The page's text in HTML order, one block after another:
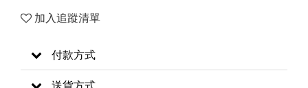
加入追蹤清單
付款方式